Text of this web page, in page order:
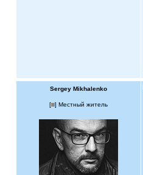
Sergey Mikhalenko
[ ] Местный житель